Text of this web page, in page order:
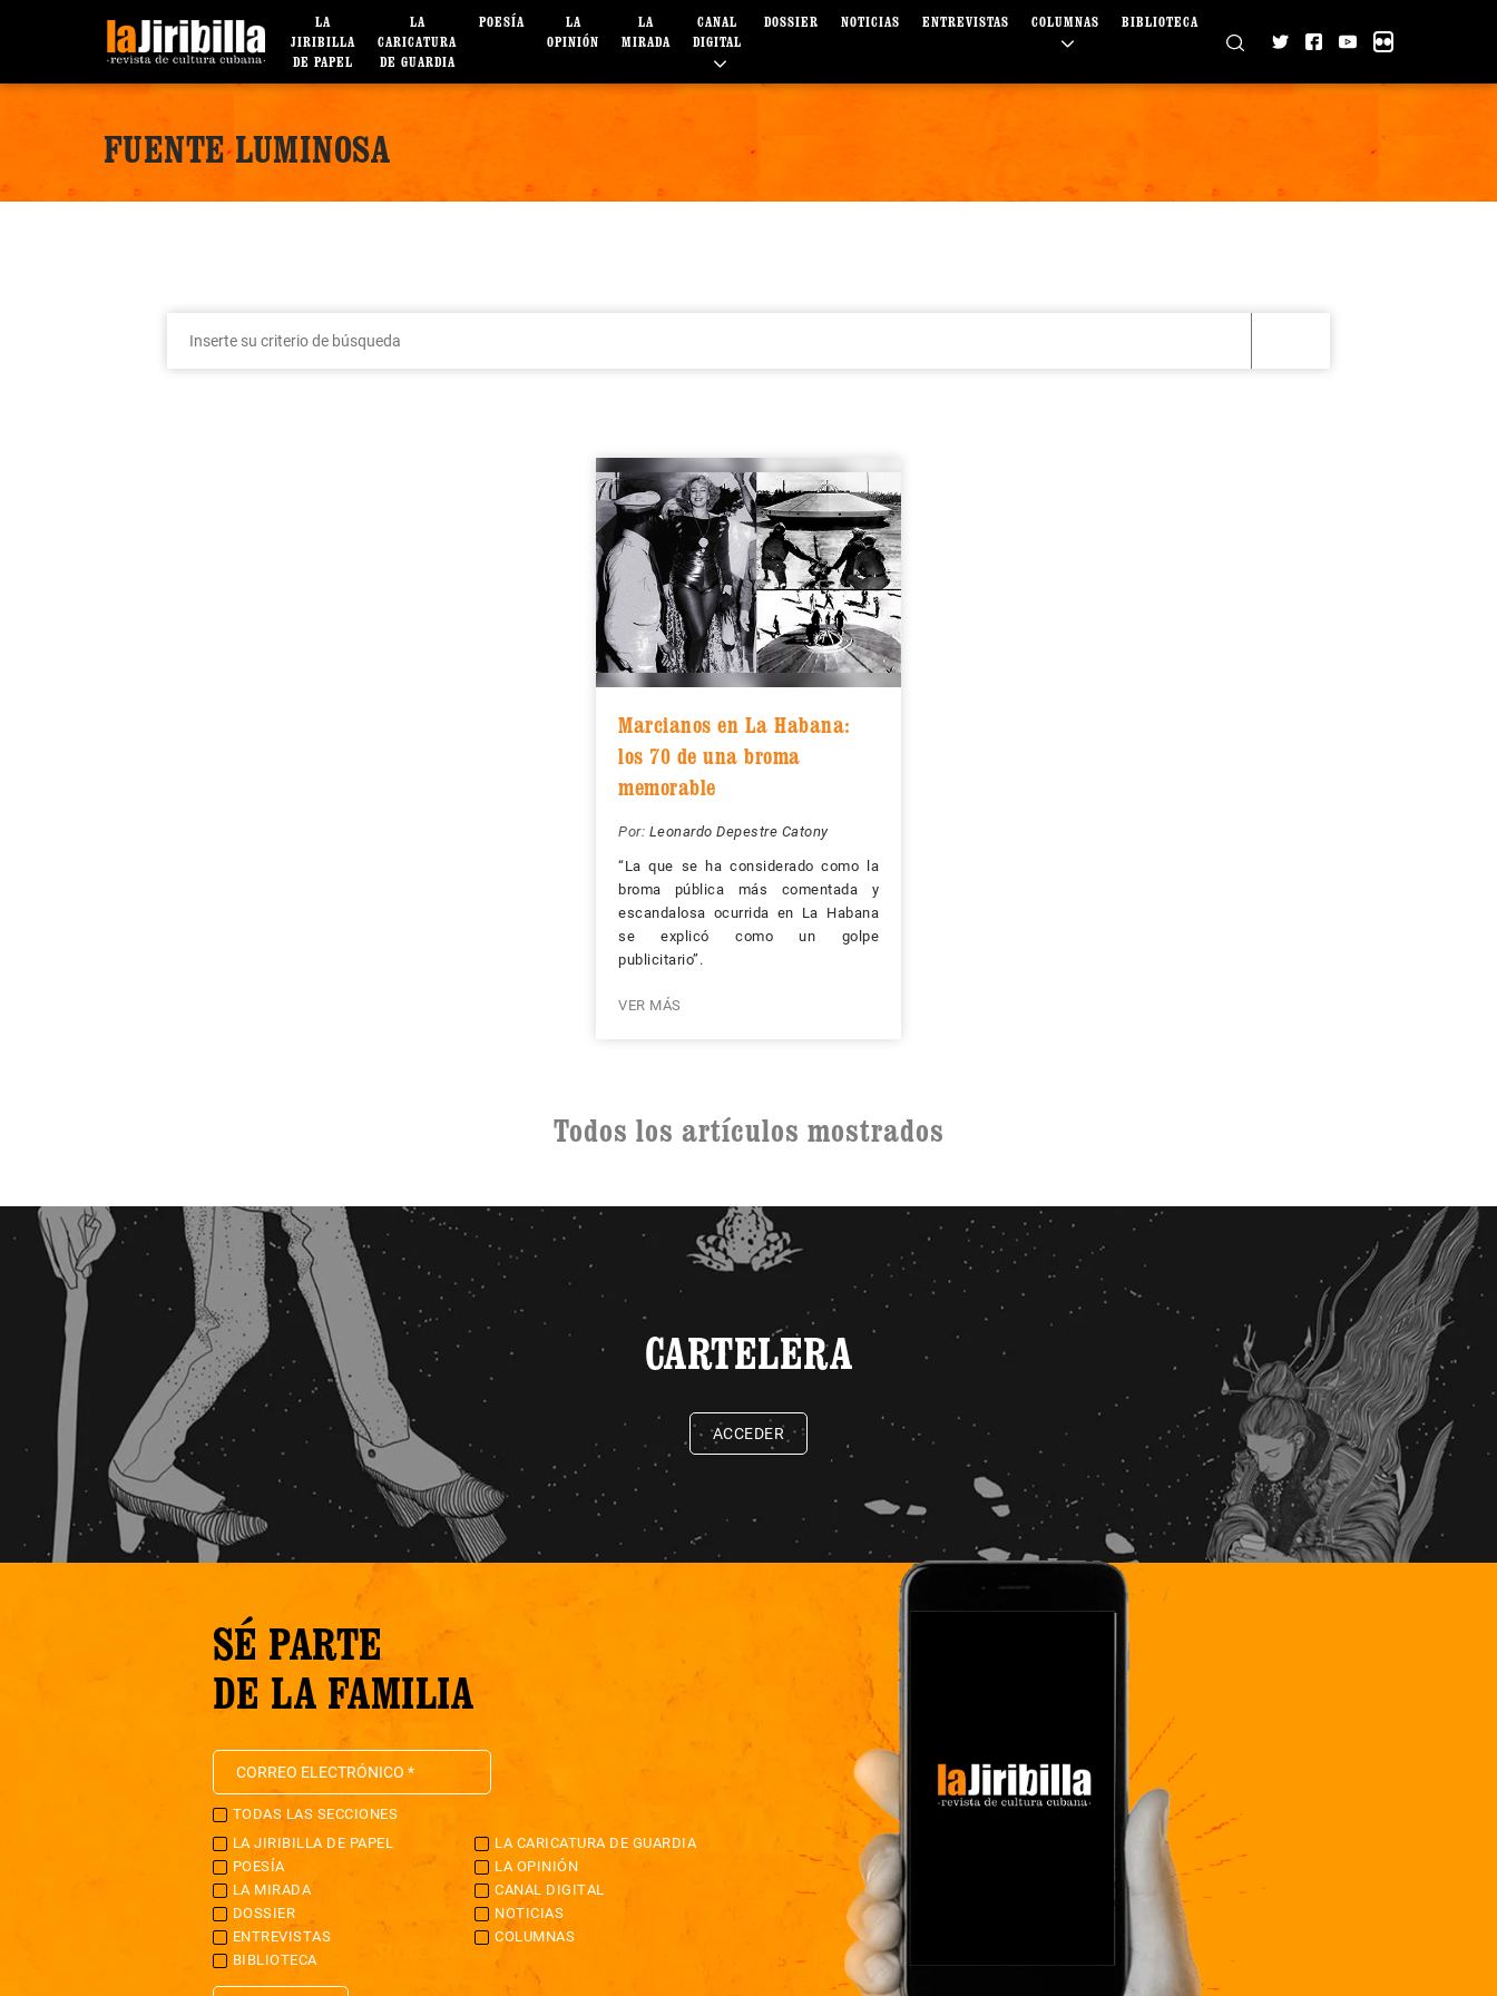
LA
JIRIBILLA
DE PAPEL
LA
CARICATURA
DE GUARDIA
POESÍA
LA
OPINIÓN
LA
MIRADA
CANAL
DIGITAL
DOSSIER NOTICIAS ENTREVISTAS COLUMNAS BIBLIOTECA
FUENTE LUMINOSA
Marcianos en La Habana:
los 70 de una broma
memorable
Por: Leonardo Depestre Catony
“La que se ha considerado como la
broma pública más comentada y
escandalosa ocurrida en La Habana
se explicó como un golpe
publicitario”.
VER MÁS
Todos los artículos mostrados
CARTELERA
ACCEDER
SÉ PARTE
DE LA FAMILIA
TODAS LAS SECCIONES
LA JIRIBILLA DE PAPEL
LA CARICATURA DE GUARDIA
POESÍA
LA OPINIÓN
LA MIRADA
CANAL DIGITAL
DOSSIER
NOTICIAS
ENTREVISTAS
COLUMNAS
BIBLIOTECA